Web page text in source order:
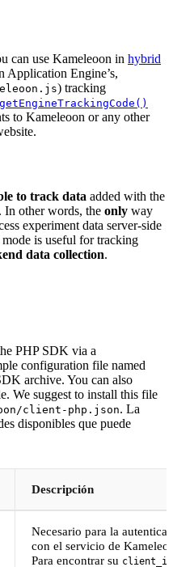
can use Kameleoon in hybrid
Application Engine’s,
) tracking
getEngineTrackingCode()
to Kameleoon or any other
to track data added with the
other words, the only way
experiment data server-side
is useful for tracking
data collection.
PHP SDK via a
configuration file named
archive. You can also
We suggest to install this file
client-php.json. La
disponibles que puede
Descripción
Necesario para la
con el servicio de
Para encontrar su client_id